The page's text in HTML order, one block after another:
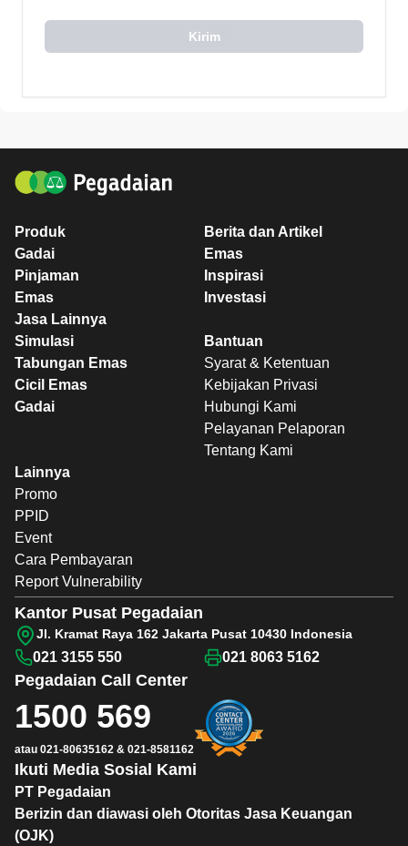
Kirim
Produk
Gadai
Pinjaman
Emas
Jasa Lainnya
Berita dan Artikel
Emas
Inspirasi
Investasi
Simulasi
Tabungan Emas
Cicil Emas
Gadai
Bantuan
Syarat & Ketentuan
Kebijakan Privasi
Hubungi Kami
Pelayanan Pelaporan
Tentang Kami
Lainnya
Promo
PPID
Event
Cara Pembayaran
Report Vulnerability
PT Pegadaian
Berizin dan diawasi oleh Otoritas Jasa Keuangan
(OJK)
Ikuti Media Sosial Kami
Pegadaian Call Center
1500 569
atau 021-80635162 & 021-8581162
Kantor Pusat Pegadaian
Jl. Kramat Raya 162 Jakarta Pusat 10430 Indonesia
021 3155 550 021 8063 5162